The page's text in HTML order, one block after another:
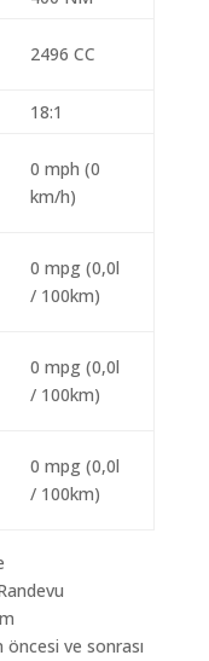
2496 CC
18:1
0 mph (0
km/h)
0 mpg (0,0l
/ 100km)
0 mpg (0,0l
/ 100km)
0 mpg (0,0l
/ 100km)
ve sonrası